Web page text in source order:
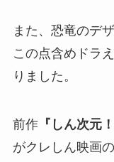
また、恐竜のデ
この点含めドラ
りました。
前作『しん次元！
がクレしん映画